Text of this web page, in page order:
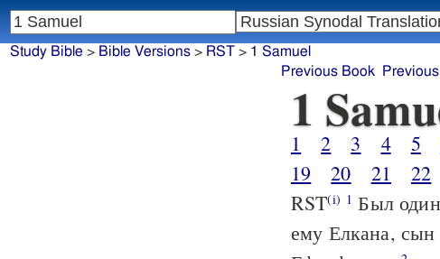
Study Bible > Bible Versions> RST> 1 Samuel
Previous Book
1
1 2 3 4 5
19
20 21 22
RST(i) 1 Был
ему Елкана,